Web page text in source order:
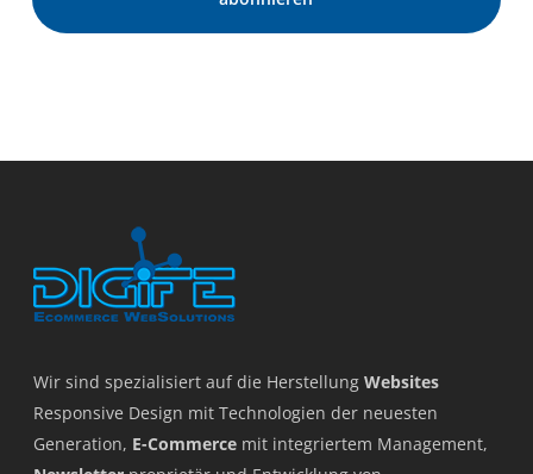
Wir sind spezialisiert auf die Herstellung Websites
Responsive Design mit Technologien der neuesten
Generation, E-Commerce mit integriertem Management,